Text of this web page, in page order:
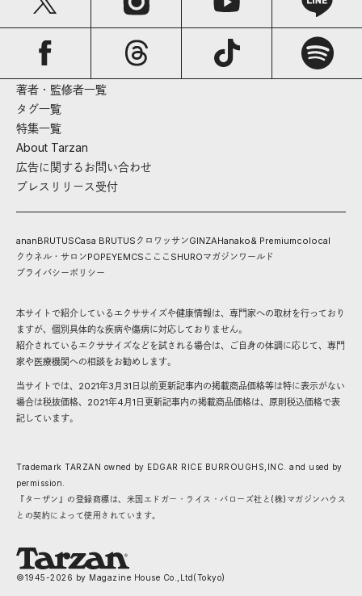
著者・監修者一覧
タグ一覧
特集一覧
About Tarzan
広告に関するお問い合わせ
プレスリリース受付
ananBRUTUSCasa BRUTUS クロワッサンGINZAHanako& Premiumcolocal
クウネル・サロンPOPEYEMCS こここ SHUROマガジンワールド
プライバシーポリシー
本サイトで紹介しているエクササイズや健康情報は、専門家への取材を行っており
ますが、個別具体的な疾病や傷病に対応しておりません。
紹介されているエクササイズなどを試される場合は、ご自身の体調に応じて、専門
家や医療機関への相談をお勧めします。
当サイトでは、2021年3月31日以前更新記事内の掲載商品価格等は特に表示がない
場合は税抜価格、2021年4月1日更新記事内の掲載商品価格は、原則税込価格で表
記しています。
Trademark TARZAN owned by EDGAR RICE BURROUGHS,INC. and used by
permission.
『ターザン』の登録商標は、米国エドガー・ライス・バローズ社と(株)マガジンハウス
との契約によって使用されています。
©1945-2026 by Magazine House Co.,Ltd(Tokyo)